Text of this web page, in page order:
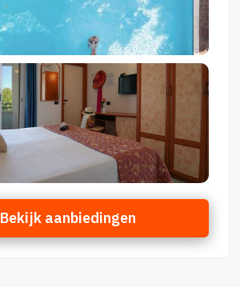
Bekijk aanbiedingen